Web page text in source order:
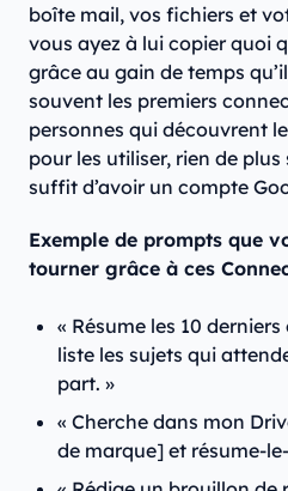
boîte mail, vos fichiers et
vous ayez à lui copier quoi
grâce au gain de temps
souvent les premiers
personnes qui découvrent
pour les utiliser, rien de plus
suffit d’avoir un compte
Exemple de prompts que
tourner grâce à ces
« Résume les 10
liste les sujets qui
part. »
« Cherche dans mon
de marque] et résume-